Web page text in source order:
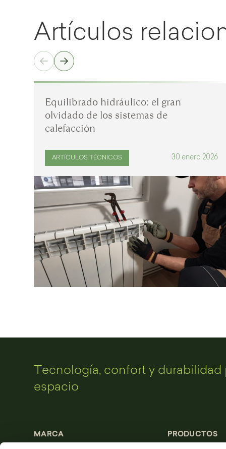
Artículos
Equilibrado hidráulico: el gran
olvidado de los sistemas de
calefacción
ARTÍCULOS TÉCNICOS 30 enero 2026
Tecnología, confort y durabilidad
espacio
MARCA PRODUCTOS